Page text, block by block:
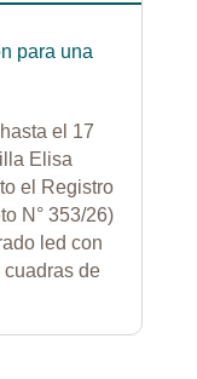
para una
el 17
Elisa
el Registro
N° 353/26)
led con
de